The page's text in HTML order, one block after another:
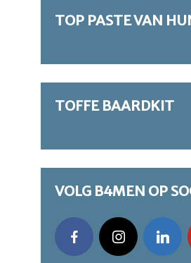
TOP PASTE VAN
TOFFE BAARDKIT
VOLG B4MEN OP